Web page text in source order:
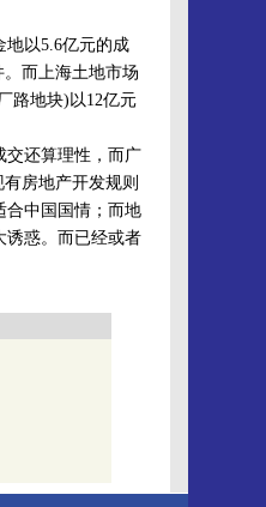
以5.6亿元的成
而上海土地市场
路地块)以12亿元
还算理性，而广
房地产开发规则
合中国国情；而地
诱惑。而已经或者